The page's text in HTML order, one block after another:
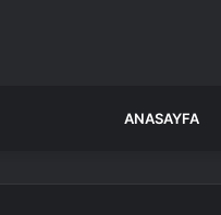
ANASAYFA